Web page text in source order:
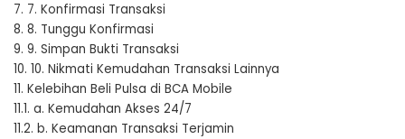
7. 7. Konfirmasi Transaksi
8. 8. Tunggu Konfirmasi
9. 9. Simpan Bukti Transaksi
10. 10. Nikmati Kemudahan Transaksi Lainnya
11. Kelebihan Beli Pulsa di BCA Mobile
11.1. a. Kemudahan Akses 24/7
11.2. b. Keamanan Transaksi Terjamin